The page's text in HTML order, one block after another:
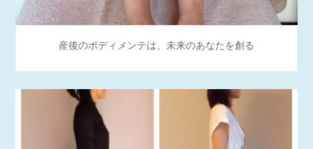
産後のボディメンテは、未来のあなたを創る